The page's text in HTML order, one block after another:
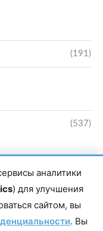
(191)
(537)
Тимур Нухович. Контакты
По вопросам
аналитики
) для улучшения
сайтом, вы
. Вы